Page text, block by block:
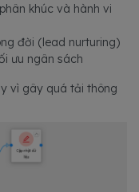
khúc và hành vi
đời (lead nurturing)
ưu ngân sách
vì gây quá tải thông